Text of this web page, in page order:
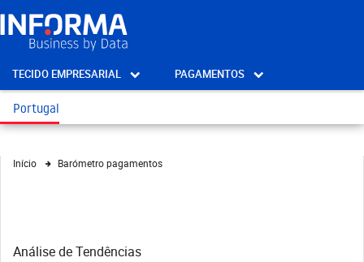
TECIDO EMPRESARIAL PAGAMENTOS
Portugal
Início Barómetro pagamentos
Análise de Tendências